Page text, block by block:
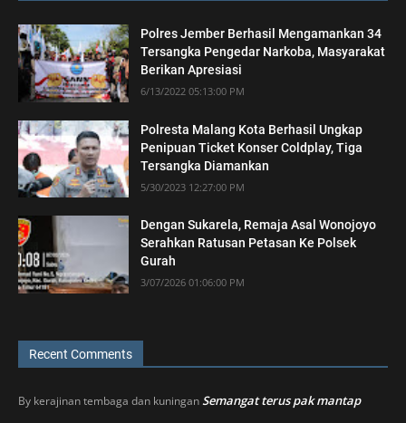
Polres Jember Berhasil Mengamankan 34
Tersangka Pengedar Narkoba, Masyarakat
Berikan Apresiasi
6/13/2022 05:13:00 PM
Polresta Malang Kota Berhasil Ungkap
Penipuan Ticket Konser Coldplay, Tiga
Tersangka Diamankan
5/30/2023 12:27:00 PM
Dengan Sukarela, Remaja Asal Wonojoyo
Serahkan Ratusan Petasan Ke Polsek
Gurah
3/07/2026 01:06:00 PM
Recent Comments
By kerajinan tembaga dan kuninganSemangat terus pak mantap